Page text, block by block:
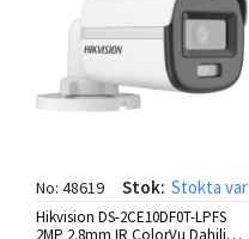
No: 48619 Stok: Stokta var
Hikvision DS-2CE10DF0T-LPFS
2MP 2.8mm IR ColorVu Dahili